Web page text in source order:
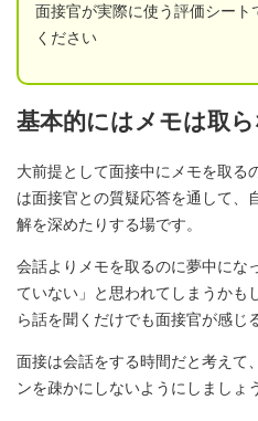
面接官が実際に使う評価シー
ください
基本的にはメモは取
大前提として面接中にメモを取る
は面接官との質疑応答を通して、
解を深めたりする場です。
会話よりメモを取るのに夢中にな
ていない」と思われてしまうかも
ら話を聞くだけでも面接官が感じ
面接は会話をする時間だと考えて
ンを疎かにしないようにしましょ